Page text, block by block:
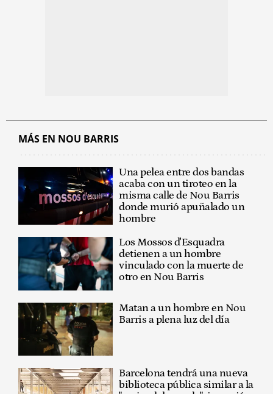
MÁS EN NOU BARRIS
Una pelea entre dos bandas
acaba con un tiroteo en la
misma calle de Nou Barris
donde murió apuñalado un
hombre
Los Mossos d'Esquadra
detienen a un hombre
vinculado con la muerte de
otro en Nou Barris
Matan a un hombre en Nou
Barris a plena luz del día
Barcelona tendrá una nueva
biblioteca pública similar a la